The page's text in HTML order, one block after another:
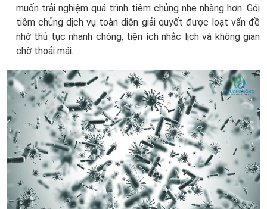
muốn trải nghiệm quá trình tiêm chủng nhẹ nhàng hơn. Gói
tiêm chủng dịch vụ toàn diện giải quyết được loạt vấn đề
nhờ thủ tục nhanh chóng, tiện ích nhắc lịch và không gian
chờ thoải mái.